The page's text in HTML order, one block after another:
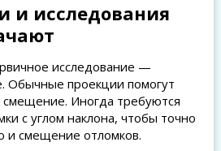
и исследования
исследование —
Обычные проекции помогут
Иногда требуются
с углом наклона, чтобы точно
и смещение отломков.